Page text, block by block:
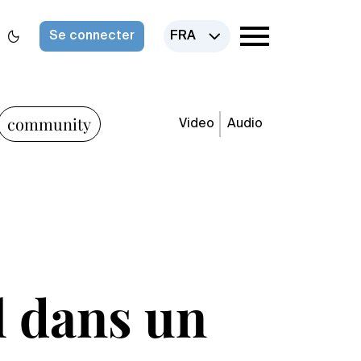
Se connecter FRA
community Video Audio
dans un